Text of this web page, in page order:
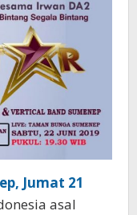
Jumat 21
asal